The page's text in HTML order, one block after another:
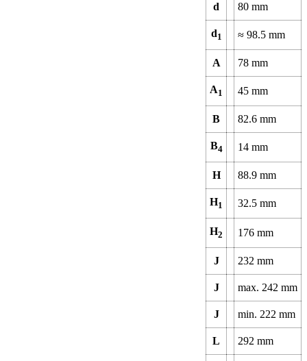
d 80 mm
d1 ≈ 98.5 mm
A 78 mm
A1 45 mm
B 82.6 mm
B4 14 mm
H 88.9 mm
H1 32.5 mm
H2 176 mm
J 232 mm
J max. 242 mm
J min. 222 mm
L 292 mm